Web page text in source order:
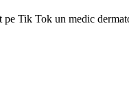
pe Tik Tok un medic